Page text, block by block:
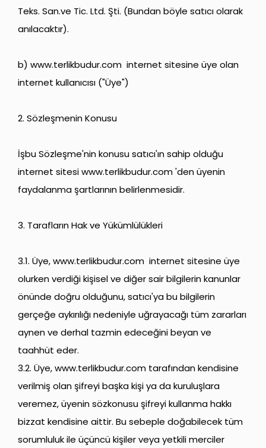
Teks. San.ve Tic. Ltd. Şti. (Bundan böyle satıcı olarak
anılacaktır).
b) www.terlikbudur.com internet sitesine üye olan
internet kullanıcısı ("Üye")
2. Sözleşmenin Konusu
İşbu Sözleşme'nin konusu satıcı'ın sahip olduğu
internet sitesiwww.terlikbudur.com'den üyenin
faydalanma şartlarının belirlenmesidir.
3. Tarafların Hak ve Yükümlülükleri
3.1. Üye,www.terlikbudur.com internet sitesine üye
olurken verdiği kişisel ve diğer sair bilgilerin kanunlar
önünde doğru olduğunu, satıcı'ya bu bilgilerin
gerçeğe aykırılığı nedeniyle uğrayacağı tüm zararları
aynen ve derhal tazmin edeceğini beyan ve
taahhüt eder.
3.2. Üye,www.terlikbudur.com tarafından kendisine
verilmiş olan şifreyi başka kişi ya da kuruluşlara
veremez, üyenin sözkonusu şifreyi kullanma hakkı
bizzat kendisine aittir. Bu sebeple doğabilecek tüm
sorumluluk ile üçüncü kişiler veya yetkili merciler